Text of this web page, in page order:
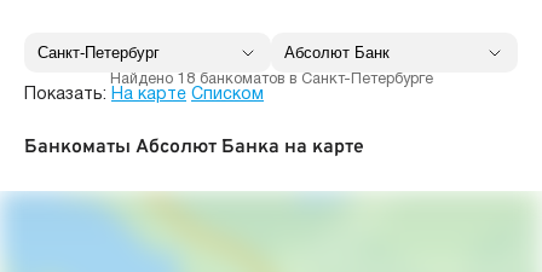
Найдено 18 банкоматов в Санкт-Петербурге
Показать: На карте Списком
Банкоматы Абсолют Банка на карте